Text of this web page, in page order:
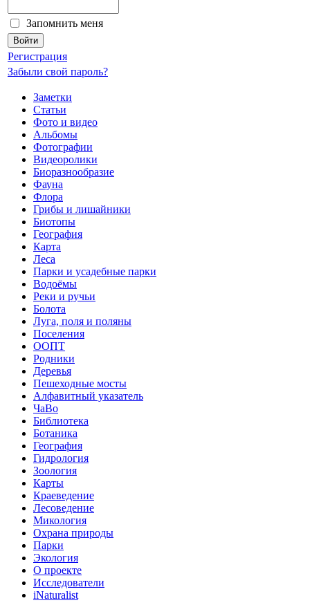
Запомнить меня
Регистрация
Забыли свой пароль?
Заметки
Статьи
Фото и видео
Альбомы
Фотографии
Видеоролики
Биоразнообразие
Фауна
Флора
Грибы и лишайники
Биотопы
География
Карта
Леса
Парки и усадебные парки
Водоёмы
Реки и ручьи
Болота
Луга, поля и поляны
Поселения
ООПТ
Родники
Деревья
Пешеходные мосты
Алфавитный указатель
ЧаВо
Библиотека
Ботаника
География
Гидрология
Зоология
Карты
Краеведение
Лесоведение
Микология
Охрана природы
Парки
Экология
О проекте
Исследователи
iNaturalist